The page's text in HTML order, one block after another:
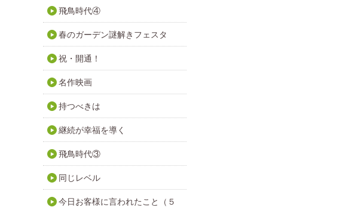
飛鳥時代④
春のガーデン謎解きフェスタ
祝・開通！
名作映画
持つべきは
継続が幸福を導く
飛鳥時代③
同じレベル
今日お客様に言われたこと（５